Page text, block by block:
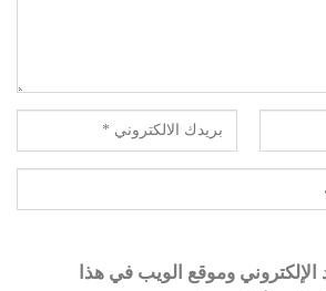
وموقع الويب في هذا